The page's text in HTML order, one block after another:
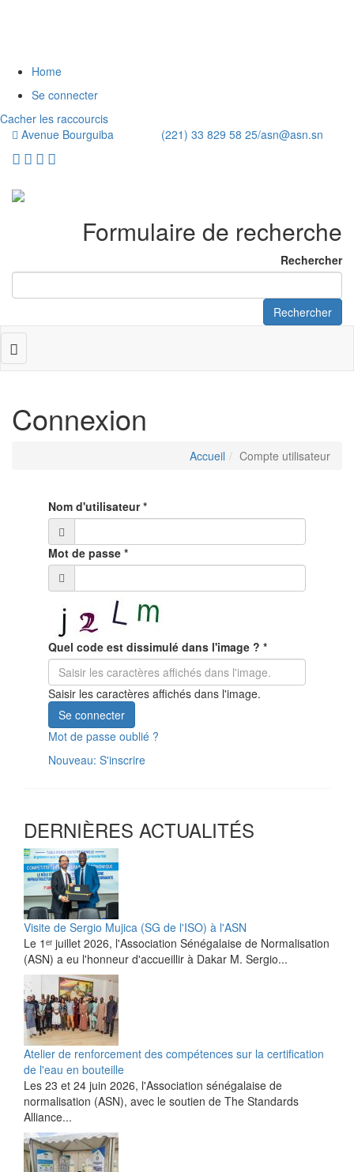
Home
Se connecter
Cacher les raccourcis
Avenue Bourguiba (221) 33 829 58 25/asn@asn.sn
Formulaire de recherche
Rechercher
Rechercher
Toggle
navigation
Connexion
Accueil Compte utilisateur
Nom d'utilisateur*
Mot de passe *
Quel code est dissimulé dans l'image ? *
Saisir les caractères affichés dans l'image.
Se connecter
Mot de passe oublié ?
Nouveau: S'inscrire
DERNIÈRES ACTUALITÉS
Visite de Sergio Mujica (SG de l'ISO) à l'ASN
Le 1ᵉʳ juillet 2026, l'Association Sénégalaise de Normalisation
(ASN) a eu l'honneur d'accueillir à Dakar M. Sergio...
Atelier de renforcement des compétences sur la certification
de l'eau en bouteille
Les 23 et 24 juin 2026, l'Association sénégalaise de
normalisation (ASN), avec le soutien de The Standards
Alliance...